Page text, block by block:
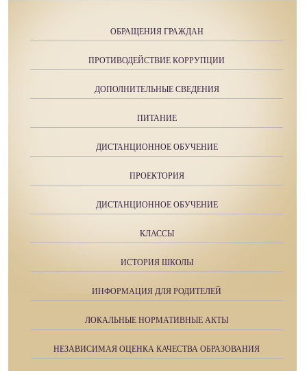
ОБРАЩЕНИЯ ГРАЖДАН
ПРОТИВОДЕЙСТВИЕ КОРРУПЦИИ
ДОПОЛНИТЕЛЬНЫЕ СВЕДЕНИЯ
ПИТАНИЕ
ДИСТАНЦИОННОЕ ОБУЧЕНИЕ
ПРОЕКТОРИЯ
ДИСТАНЦИОННОЕ ОБУЧЕНИЕ
КЛАССЫ
ИСТОРИЯ ШКОЛЫ
ИНФОРМАЦИЯ ДЛЯ РОДИТЕЛЕЙ
ЛОКАЛЬНЫЕ НОРМАТИВНЫЕ АКТЫ
НЕЗАВИСИМАЯ ОЦЕНКА КАЧЕСТВА ОБРАЗОВАНИЯ